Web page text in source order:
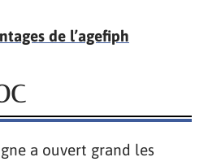
de l’agefiph
a ouvert grand les